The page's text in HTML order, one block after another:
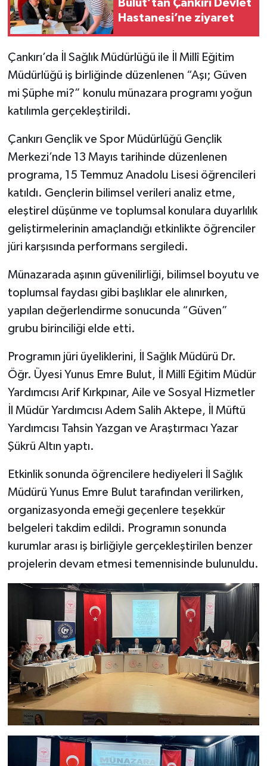
Bulut’tan Çankırı Devlet
Hastanesi’ne ziyaret
Çankırı’da İl Sağlık Müdürlüğü ile İl Millî Eğitim
Müdürlüğü iş birliğinde düzenlenen “Aşı; Güven
mi Şüphe mi?” konulu münazara programı yoğun
katılımla gerçekleştirildi.
Çankırı Gençlik ve Spor Müdürlüğü Gençlik
Merkezi’nde 13 Mayıs tarihinde düzenlenen
programa, 15 Temmuz Anadolu Lisesi öğrencileri
katıldı. Gençlerin bilimsel verileri analiz etme,
eleştirel düşünme ve toplumsal konulara duyarlılık
geliştirmelerinin amaçlandığı etkinlikte öğrenciler
jüri karşısında performans sergiledi.
Münazarada aşının güvenilirliği, bilimsel boyutu ve
toplumsal faydası gibi başlıklar ele alınırken,
yapılan değerlendirme sonucunda “Güven”
grubu birinciliği elde etti.
Programın jüri üyeliklerini, İl Sağlık Müdürü Dr.
Öğr. Üyesi Yunus Emre Bulut, İl Millî Eğitim Müdür
Yardımcısı Arif Kırkpınar, Aile ve Sosyal Hizmetler
İl Müdür Yardımcısı Adem Salih Aktepe, İl Müftü
Yardımcısı Tahsin Yazgan ve Araştırmacı Yazar
Şükrü Altın yaptı.
Etkinlik sonunda öğrencilere hediyeleri İl Sağlık
Müdürü Yunus Emre Bulut tarafından verilirken,
organizasyonda emeği geçenlere teşekkür
belgeleri takdim edildi. Programın sonunda
kurumlar arası iş birliğiyle gerçekleştirilen benzer
projelerin devam etmesi temennisinde bulunuldu.
TÜRKİYE
DÜNYA